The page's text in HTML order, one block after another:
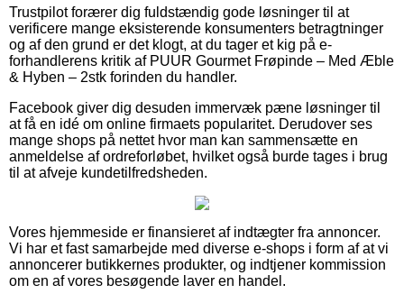
Trustpilot forærer dig fuldstændig gode løsninger til at
verificere mange eksisterende konsumenters betragtninger
og af den grund er det klogt, at du tager et kig på e-
forhandlerens kritik af PUUR Gourmet Frøpinde – Med Æble
& Hyben – 2stk forinden du handler.
Facebook giver dig desuden immervæk pæne løsninger til
at få en idé om online firmaets popularitet. Derudover ses
mange shops på nettet hvor man kan sammensætte en
anmeldelse af ordreforløbet, hvilket også burde tages i brug
til at afveje kundetilfredsheden.
Vores hjemmeside er finansieret af indtægter fra annoncer.
Vi har et fast samarbejde med diverse e-shops i form af at vi
annoncerer butikkernes produkter, og indtjener kommission
om en af vores besøgende laver en handel.